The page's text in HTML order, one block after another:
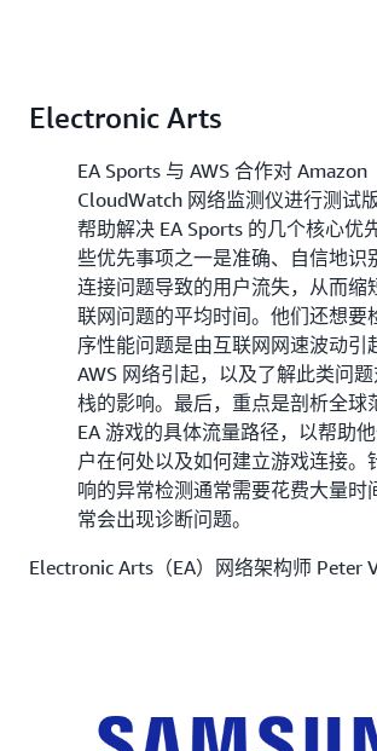
Electronic Arts
EA Sports 与 AWS 合作对 Amazon
CloudWatch 网络监测仪进行测试
帮助解决 EA Sports 的几个核心优
些优先事项之一是准确、自信地识
连接问题导致的用户流失，从而缩
联网问题的平均时间。他们还想要
序性能问题是由互联网网速波动引
AWS 网络引起，以及了解此类问
栈的影响。最后，重点是剖析全球
EA 游戏的具体流量路径，以帮助
户在何处以及如何建立游戏连接。
响的异常检测通常需要花费大量时
常会出现诊断问题。
Electronic Arts（EA）网络架构师 Peter